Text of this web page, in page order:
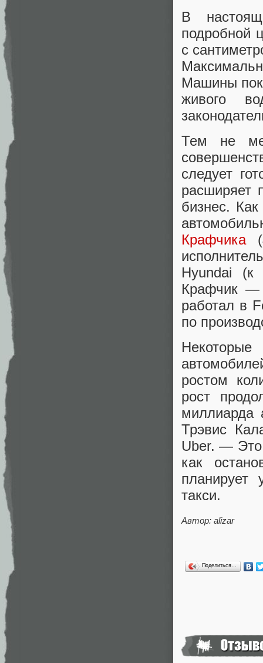
В
подробной
с
Машины
живого
Тем не
следует
расширяет
бизнес.
Крафчика
Hyundai (к
Крафчик —
работал в
по
ростом
рост
миллиарда
Трэвис
Uber. — Это
как
планирует
такси.
Автор: alizar
Поделиться…